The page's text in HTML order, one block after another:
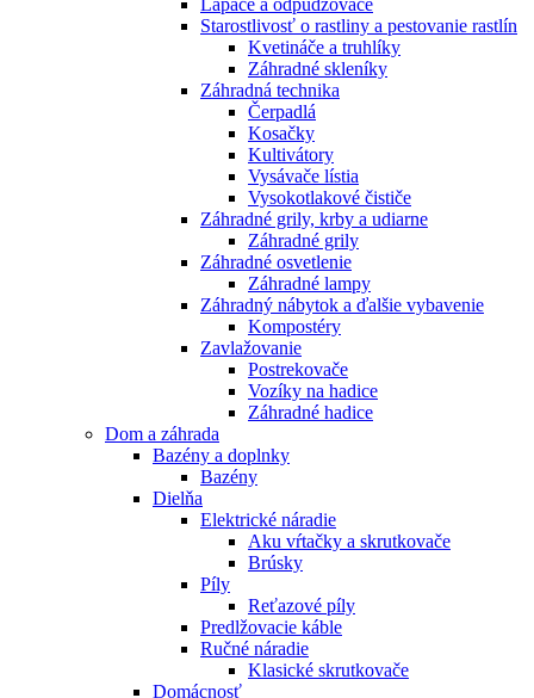
Lapače a odpudzovače
Starostlivosť o rastliny a pestovanie rastlín
Kvetináče a truhlíky
Záhradné skleníky
Záhradná technika
Čerpadlá
Kosačky
Kultivátory
Vysávače lístia
Vysokotlakové čističe
Záhradné grily, krby a udiarne
Záhradné grily
Záhradné osvetlenie
Záhradné lampy
Záhradný nábytok a ďalšie vybavenie
Kompostéry
Zavlažovanie
Postrekovače
Vozíky na hadice
Záhradné hadice
Dom a záhrada
Bazény a doplnky
Bazény
Dielňa
Elektrické náradie
Aku vŕtačky a skrutkovače
Brúsky
Píly
Reťazové píly
Predlžovacie káble
Ručné náradie
Klasické skrutkovače
Domácnosť